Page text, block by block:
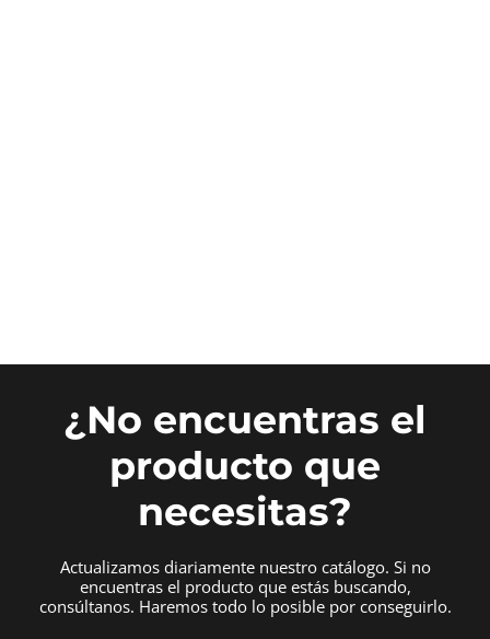
¿No encuentras el
producto que
necesitas?
Actualizamos diariamente nuestro catálogo. Si no
encuentras el producto que estás buscando,
consúltanos. Haremos todo lo posible por conseguirlo.